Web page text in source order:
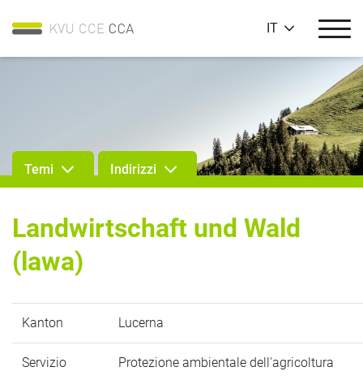
IT
Temi Indirizzi
Landwirtschaft und Wald
(lawa)
Kanton Lucerna
Servizio Protezione ambientale dell'agricoltura